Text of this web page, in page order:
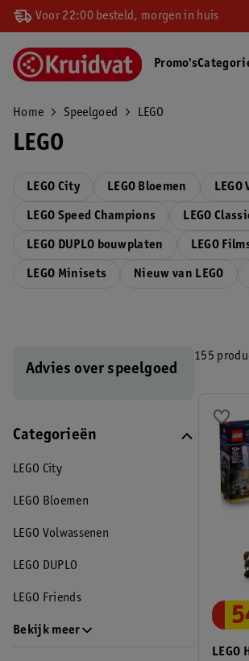
Voor 22:00 besteld, morgen in huis
Promo's
Home Speelgoed LEGO
LEGO
LEGO City LEGO Bloemen
LEGO Speed Champions LEGO
LEGO DUPLO bouwplaten LEGO
LEGO Minisets Nieuw van LEGO
Advies over speelgoed
Categorieën
LEGO City
LEGO Bloemen
LEGO Volwassenen
LEGO DUPLO
LEGO Friends
Bekijk meer
155